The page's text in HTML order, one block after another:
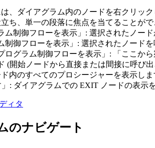
、ダイアグラム内のノードを右クリッ
ち、単一の段落に焦点を当てることが
ム制御フローを表示」 : 選択されたノー
制御フローを表示」 : 選択されたノード
ログラム制御フローを表示」 : 「ここか
(開始ノードから直接または間接に呼び
内のすべてのプロシージャーを表示しま
: ダイアグラムでの EXIT ノードの表示
ィタ
のナビゲート